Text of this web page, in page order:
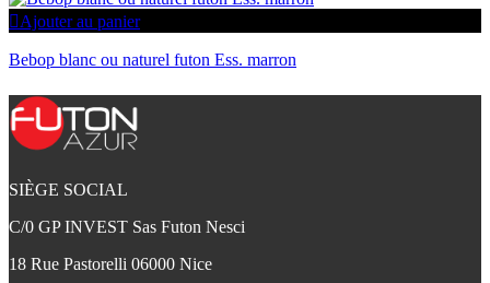
Ajouter au panier
Bebop blanc ou naturel futon Ess. marron
SIÈGE SOCIAL
C/0 GP INVEST Sas Futon Nesci
18 Rue Pastorelli 06000 Nice